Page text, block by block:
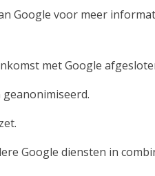
Google voor meer
met Google
Google diensten in